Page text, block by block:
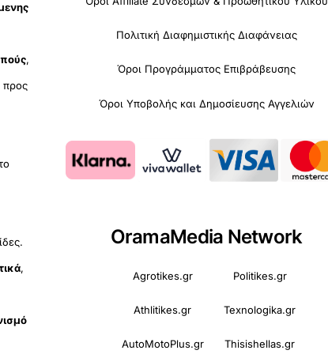
,
προς
,
Πολιτική Διαφημιστικής Διαφάνειας
Όροι Προγράμματος Επιβράβευσης
Όροι Υποβολής και Δημοσίευσης Αγγελιών
OramaMedia Network
Agrotikes.gr Politikes.gr
Athlitikes.gr Texnologika.gr
AutoMotoPlus.gr Thisishellas.gr